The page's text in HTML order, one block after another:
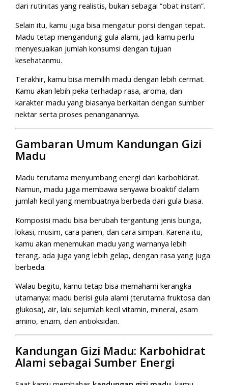
dari rutinitas yang realistis, bukan sebagai “obat instan”.
Selain itu, kamu juga bisa mengatur porsi dengan tepat.
Madu tetap mengandung gula alami, jadi kamu perlu
menyesuaikan jumlah konsumsi dengan tujuan
kesehatanmu.
Terakhir, kamu bisa memilih madu dengan lebih cermat.
Kamu akan lebih peka terhadap rasa, aroma, dan
karakter madu yang biasanya berkaitan dengan sumber
nektar serta proses penanganannya.
Gambaran Umum Kandungan Gizi
Madu
Madu terutama menyumbang energi dari karbohidrat.
Namun, madu juga membawa senyawa bioaktif dalam
jumlah kecil yang membuatnya berbeda dari gula biasa.
Komposisi madu bisa berubah tergantung jenis bunga,
lokasi, musim, cara panen, dan cara simpan. Karena itu,
kamu akan menemukan madu yang warnanya lebih
terang, ada juga yang lebih gelap, dengan rasa yang juga
berbeda.
Walau begitu, kamu tetap bisa memahami kerangka
utamanya: madu berisi gula alami (terutama fruktosa dan
glukosa), air, lalu sejumlah kecil vitamin, mineral, asam
amino, enzim, dan antioksidan.
Kandungan Gizi Madu: Karbohidrat
Alami sebagai Sumber Energi